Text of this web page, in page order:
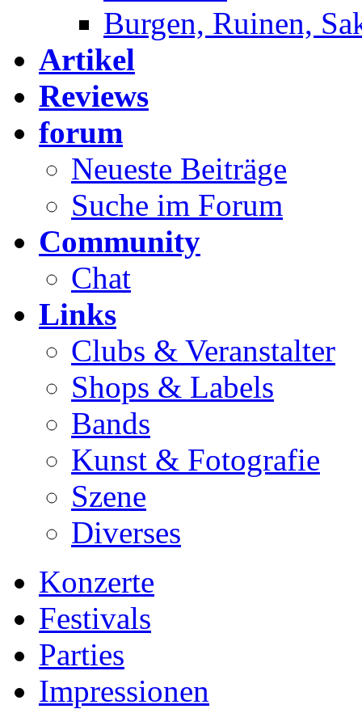
Burgen, Ruinen,
Artikel
Reviews
forum
Neueste Beiträge
Suche im Forum
Community
Chat
Links
Clubs & Veranstalter
Shops & Labels
Bands
Kunst & Fotografie
Szene
Diverses
Konzerte
Festivals
Parties
Impressionen